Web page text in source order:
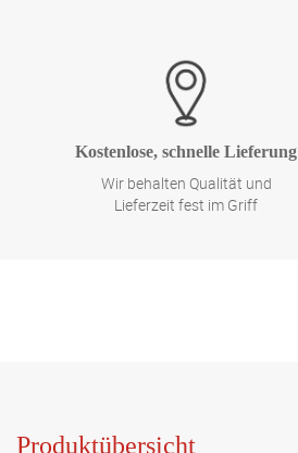
Kostenlose, schnelle Lieferung
Wir behalten Qualität und
Lieferzeit fest im Griff
Produktübersicht